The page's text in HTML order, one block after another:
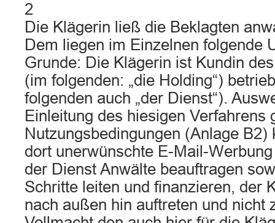
2
Die Klägerin ließ die Beklagten
Dem liegen im Einzelnen folgende
Grunde: Die Klägerin ist Kundin
(im folgenden: „die Holding“)
folgenden auch „der Dienst“).
Einleitung des hiesigen Verfahrens
Nutzungsbedingungen (Anlage B2)
dort unerwünschte E-Mail-
der Dienst Anwälte beauftragen
Schritte leiten und finanzieren, der
nach außen hin auftreten und nicht